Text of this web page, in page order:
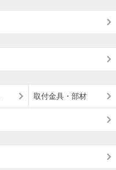
取付金具・部材